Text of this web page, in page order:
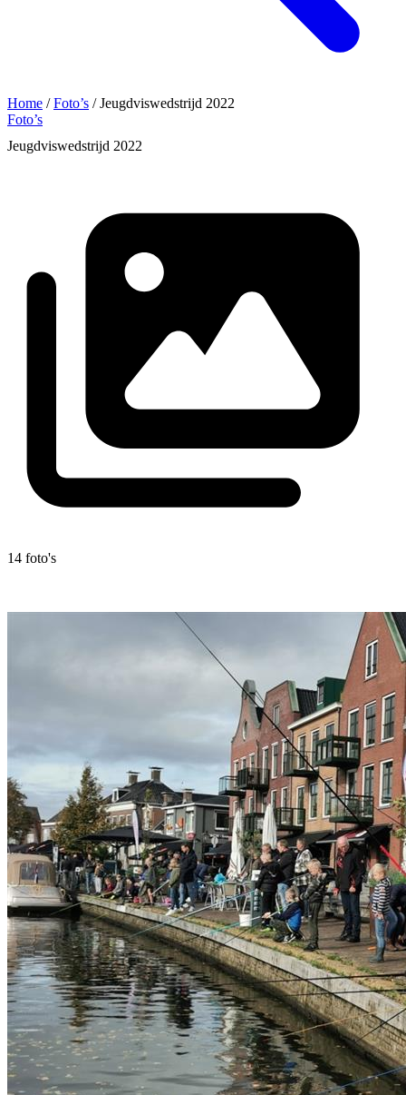
Home /Foto’s /Jeugdviswedstrijd 2022
Foto’s
Jeugdviswedstrijd 2022
14 foto's